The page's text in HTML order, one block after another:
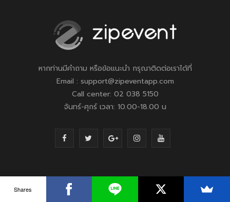
หากท่านมีคำถาม หรือข้อแนะนำ กรุณาติดต่อเราได้ที่
Email : support@zipeventapp.com
Call center: 02 038 5150
จันทร์-ศุกร์ เวลา: 10.00-18.00 น
F
c
e
i
G
o
g
I
s
Y
u
T
LATEST POSTS
Shares